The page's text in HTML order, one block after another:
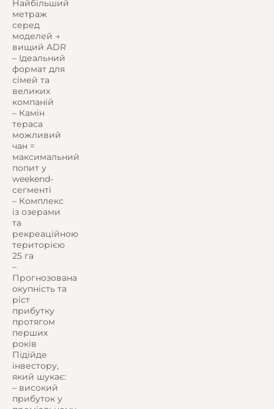
Найбільший
метраж
серед
моделей →
вищий ADR
– Ідеальний
формат для
сімей та
великих
компаній
– Камін
тераса
можливий
чан =
максимальний
попит у
weekend-
сегменті
– Комплекс
із озерами
та
рекреаційною
територією
25 га
–
Прогнозована
окупність та
ріст
прибутку
протягом
перших
років
Підійде
інвестору,
який шукає:
– високий
прибуток у